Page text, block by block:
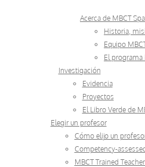
Acerca de MBCT
Historia,
Equipo
El programa
Investigación
Evidencia
Proyectos
El Libro Verde de
Elegir un profesor
Cómo elijo un
Competency-
MBCT Trained